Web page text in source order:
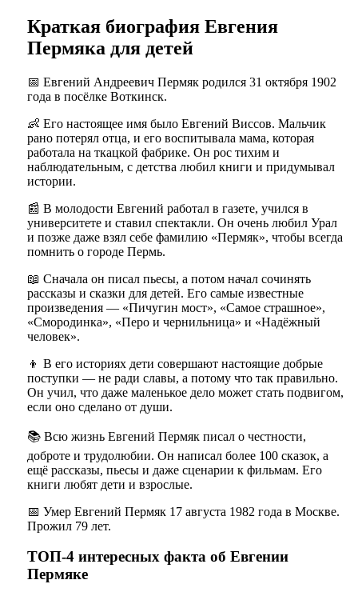
Краткая биография Евгения
Пермяка для детей
📅 Евгений Андреевич Пермяк родился 31 октября 1902
года в посёлке Воткинск.
👶 Его настоящее имя было Евгений Виссов. Мальчик
рано потерял отца, и его воспитывала мама, которая
работала на ткацкой фабрике. Он рос тихим и
наблюдательным, с детства любил книги и придумывал
истории.
📰 В молодости Евгений работал в газете, учился в
университете и ставил спектакли. Он очень любил Урал
и позже даже взял себе фамилию «Пермяк», чтобы всегда
помнить о городе Пермь.
📖 Сначала он писал пьесы, а потом начал сочинять
рассказы и сказки для детей. Его самые известные
произведения — «Пичугин мост», «Самое страшное»,
«Смородинка», «Перо и чернильница» и «Надёжный
человек».
👦 В его историях дети совершают настоящие добрые
поступки — не ради славы, а потому что так правильно.
Он учил, что даже маленькое дело может стать подвигом,
если оно сделано от души.
📚 Всю жизнь Евгений Пермяк писал о честности,
доброте и трудолюбии. Он написал более 100 сказок, а
ещё рассказы, пьесы и даже сценарии к фильмам. Его
книги любят дети и взрослые.
📅 Умер Евгений Пермяк 17 августа 1982 года в Москве.
Прожил 79 лет.
ТОП-4 интересных факта об Евгении
Пермяке